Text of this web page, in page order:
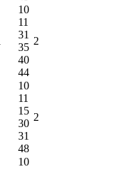
10
11
31
35
40
44
2
10
11
15
30
31
48
2
10